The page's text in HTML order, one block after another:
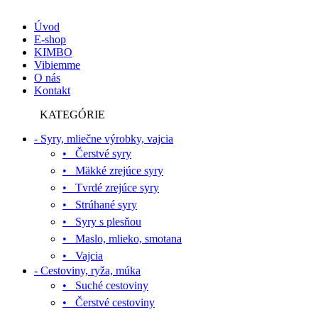
Úvod
E-shop
KIMBO
Vibiemme
O nás
Kontakt
KATEGÓRIE
- Syry, mliečne výrobky, vajcia
• Čerstvé syry
• Mäkké zrejúce syry
• Tvrdé zrejúce syry
• Strúhané syry
• Syry s plesňou
• Maslo, mlieko, smotana
• Vajcia
- Cestoviny, ryža, múka
• Suché cestoviny
• Čerstvé cestoviny